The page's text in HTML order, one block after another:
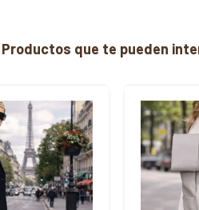
Productos que te pueden